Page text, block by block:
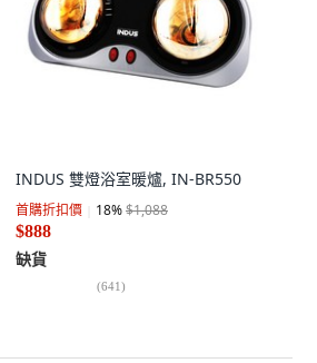
INDUS 雙燈浴室暖爐, IN-BR550
首購折扣價 18%$1,088
$888
缺貨
(641)